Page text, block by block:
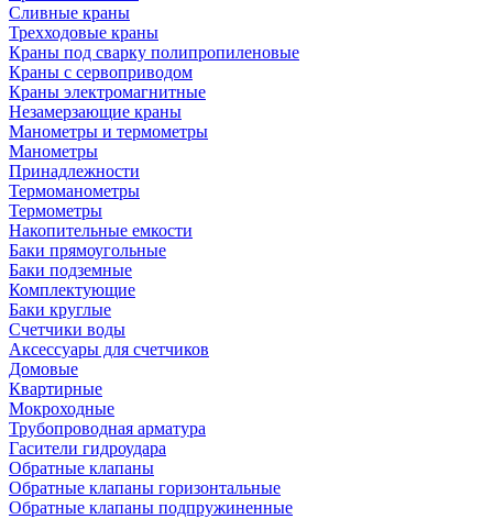
Сливные краны
Трехходовые краны
Краны под сварку полипропиленовые
Краны с сервоприводом
Краны электромагнитные
Незамерзающие краны
Манометры и термометры
Манометры
Принадлежности
Термоманометры
Термометры
Накопительные емкости
Баки прямоугольные
Баки подземные
Комплектующие
Баки круглые
Счетчики воды
Аксессуары для счетчиков
Домовые
Квартирные
Мокроходные
Трубопроводная арматура
Гасители гидроудара
Обратные клапаны
Обратные клапаны горизонтальные
Обратные клапаны подпружиненные